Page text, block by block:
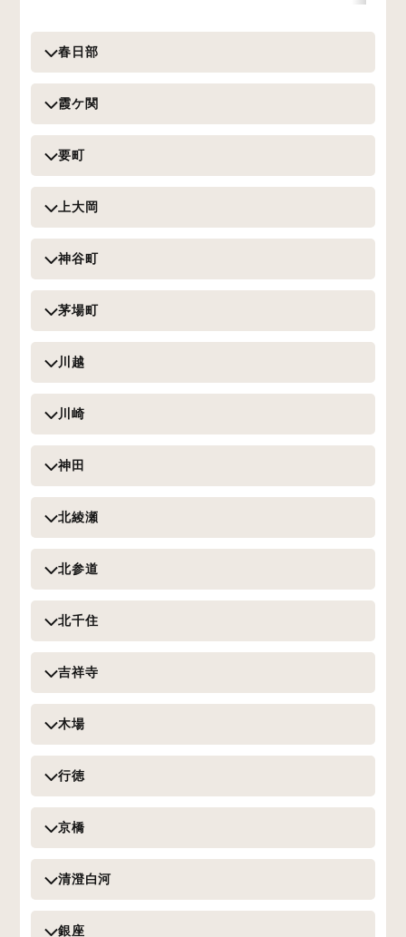
春日部
霞ケ関
要町
上大岡
神谷町
茅場町
川越
川崎
神田
北綾瀬
北参道
北千住
吉祥寺
木場
行徳
京橋
清澄白河
銀座